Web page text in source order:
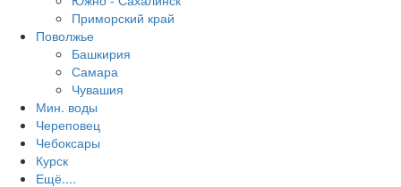
Приморский край
Поволжье
Башкирия
Самара
Чувашия
Мин. воды
Череповец
Чебоксары
Курск
Ещё....